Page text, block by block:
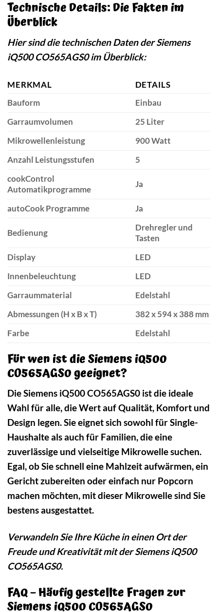
Technische Details: Die Fakten im
Überblick
Hier sind die technischen Daten der Siemens
iQ500 CO565AGS0 im Überblick:
MERKMAL
DETAILS
Bauform
Einbau
Garraumvolumen
25 Liter
Mikrowellenleistung
900 Watt
Anzahl Leistungsstufen
5
cookControl
Automatikprogramme
Ja
autoCook Programme Ja
Bedienung
Drehregler und
Tasten
Display
LED
Innenbeleuchtung
LED
Garraummaterial
Edelstahl
Abmessungen (H x B x T)
382 x 594 x 388 mm
Farbe
Edelstahl
Für wen ist die Siemens iQ500
CO565AGS0 geeignet?
Die Siemens iQ500 CO565AGS0 ist die ideale
Wahl für alle, die Wert auf Qualität, Komfort und
Design legen. Sie eignet sich sowohl für Single-
Haushalte als auch für Familien, die eine
zuverlässige und vielseitige Mikrowelle suchen.
Egal, ob Sie schnell eine Mahlzeit aufwärmen, ein
Gericht zubereiten oder einfach nur Popcorn
machen möchten, mit dieser Mikrowelle sind Sie
bestens ausgestattet.
Verwandeln Sie Ihre Küche in einen Ort der
Freude und Kreativität mit der Siemens iQ500
CO565AGS0.
FAQ – Häufig gestellte Fragen zur
Siemens iQ500 CO565AGS0